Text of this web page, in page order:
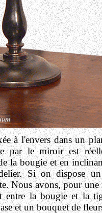
à l'envers dans un
par le miroir est
la bougie et en
Si on dispose
Nous avons, pour
entre la bougie et la
et un bouquet de